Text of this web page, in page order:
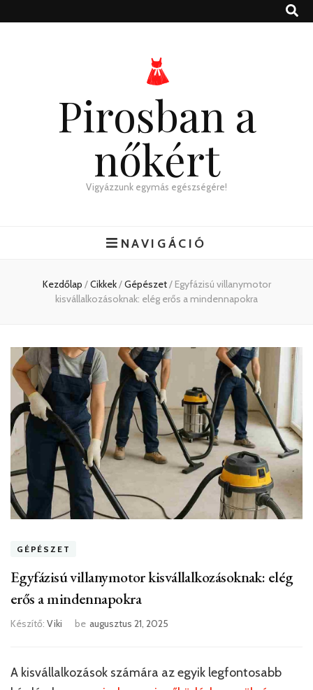
Pirosban a
nőkért
Vigyázzunk egymás egészségére!
NAVIGÁCIÓ
Kezdőlap /Cikkek/Gépészet/ Egyfázisú villanymotor
kisvállalkozásoknak: elég erős a mindennapokra
GÉPÉSZET
Egyfázisú villanymotor kisvállalkozásoknak: elég
erős a mindennapokra
Készítő: Viki be augusztus 21, 2025
A kisvállalkozások számára az egyik legfontosabb